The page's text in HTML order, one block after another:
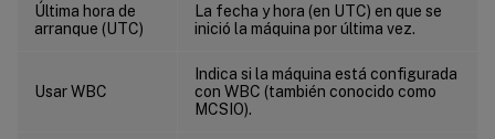
Última hora de
arranque (UTC)
La fecha y hora (en UTC) en que se
inició la máquina por última vez.
Usar WBC
Indica si la máquina está configurada
con WBC (también conocido como
MCSIO).